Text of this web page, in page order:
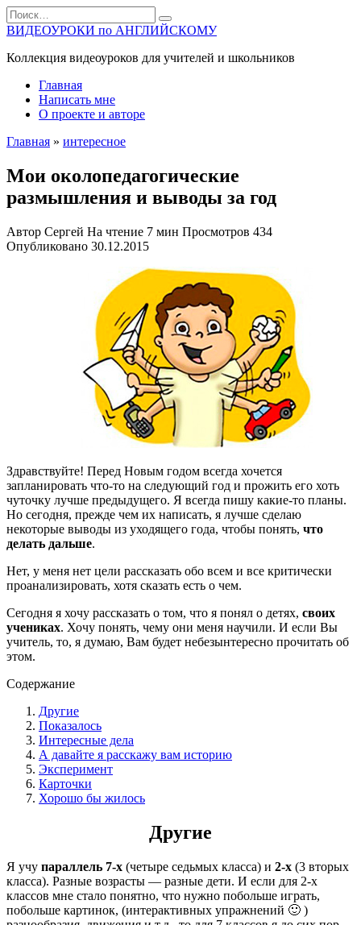
Перейти
к
содержанию
Search
for:
ВИДЕОУРОКИ по АНГЛИЙСКОМУ
Коллекция видеоуроков для учителей и школьников
Главная
Написать мне
О проекте и авторе
Главная » интересное
Мои околопедагогические
размышления и выводы за год
Автор Сергей На чтение 7 мин Просмотров 434
Опубликовано 30.12.2015
Здравствуйте! Перед Новым годом всегда хочется
запланировать что-то на следующий год и прожить его хоть
чуточку лучше предыдущего. Я всегда пишу какие-то планы.
Но сегодня, прежде чем их написать, я лучше сделаю
некоторые выводы из уходящего года, чтобы понять, что
делать дальше.
Нет, у меня нет цели рассказать обо всем и все критически
проанализировать, хотя сказать есть о чем.
Сегодня я хочу рассказать о том, что я понял о детях, своих
учениках. Хочу понять, чему они меня научили. И если Вы
учитель, то, я думаю, Вам будет небезынтересно прочитать об
этом.
Содержание
Другие
Показалось
Интересные дела
А давайте я расскажу вам историю
Эксперимент
Карточки
Хорошо бы жилось
Другие
Я учу параллель 7-х (четыре седьмых класса) и 2-х (3 вторых
класса). Разные возрасты — разные дети. И если для 2-х
классов мне стало понятно, что нужно побольше играть,
побольше картинок, (интерактивных упражнений 🙂 )